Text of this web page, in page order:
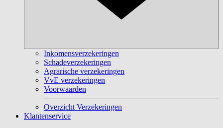
Inkomensverzekeringen
Schadeverzekeringen
Agrarische verzekeringen
VvE verzekeringen
Voorwaarden
Overzicht Verzekeringen
Klantenservice